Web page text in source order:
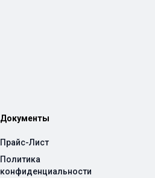
Документы
Прайс-Лист
Политика
конфиденциальности